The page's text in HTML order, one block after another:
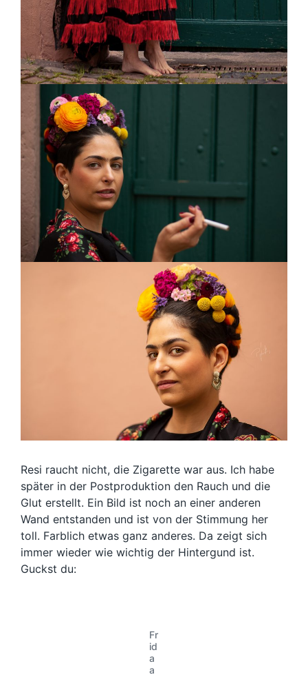
Resi raucht nicht, die Zigarette war aus. Ich habe
später in der Postproduktion den Rauch und die
Glut erstellt. Ein Bild ist noch an einer anderen
Wand entstanden und ist von der Stimmung her
toll. Farblich etwas ganz anderes. Da zeigt sich
immer wieder wie wichtig der Hintergund ist.
Guckst du:
Fr
id
a
a